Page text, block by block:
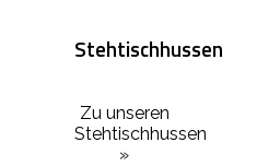
Stehtischhussen
Zu unseren
Stehtischhussen
»